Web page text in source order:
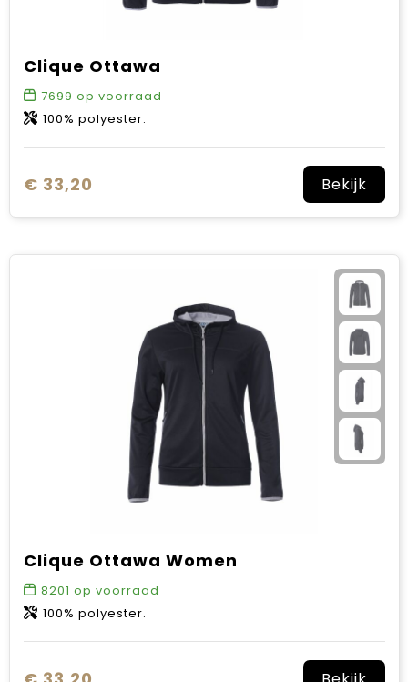
Clique Ottawa
7699 op voorraad
100% polyester.
€ 33,20 Bekijk
Clique Ottawa Women
8201 op voorraad
100% polyester.